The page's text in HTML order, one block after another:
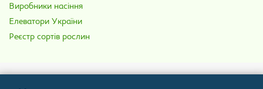
Виробники насіння
Елеватори України
Реєстр сортів рослин